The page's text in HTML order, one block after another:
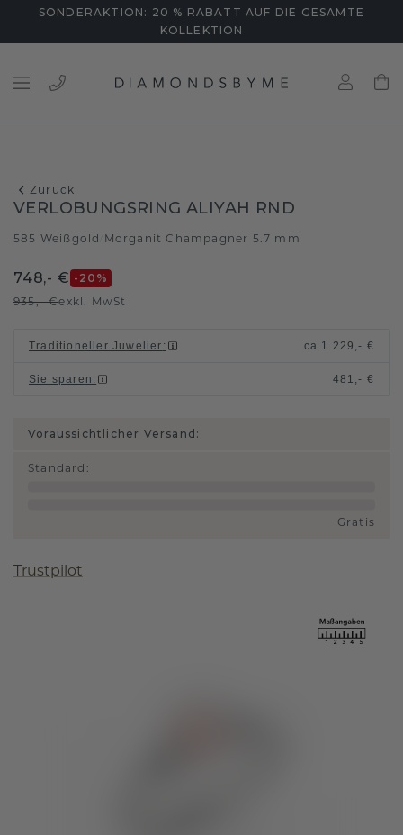
SONDERAKTION: 20 % RABATT AUF DIE GESAMTE
KOLLEKTION
Zurück
VERLOBUNGSRING ALIYAH RND
585 Weißgold Morganit Champagner 5.7 mm
748,- € -20 %
935,- €exkl. MwSt
Traditioneller Juwelier : ca. 1.229,- €
Sie sparen : 481,- €
Voraussichtlicher Versand:
Standard :
Gratis
Trustpilot